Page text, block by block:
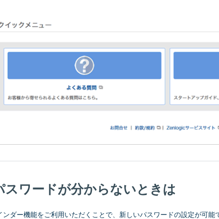
スワードが分からないときは
ンダー機能をご利用いただくことで、新しいパスワードの設定が可能